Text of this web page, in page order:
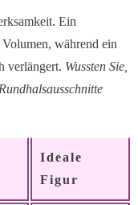
Ein
während ein
verlängert. Wussten Sie,
Ideale
Figur